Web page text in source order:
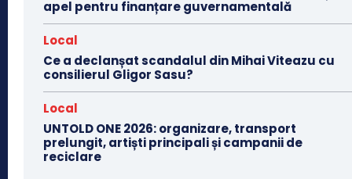
apel pentru finanțare guvernamentală
Local
Ce a declanșat scandalul din Mihai Viteazu cu
consilierul Gligor Sasu?
Local
UNTOLD ONE 2026: organizare, transport
prelungit, artiști principali și campanii de
reciclare